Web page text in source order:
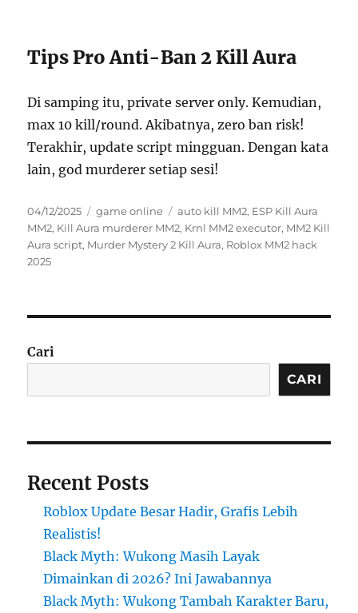
Tips Pro Anti-Ban 2 Kill Aura
Di samping itu, private server only. Kemudian,
max 10 kill/round. Akibatnya, zero ban risk!
Terakhir, update script mingguan. Dengan kata
lain, god murderer setiap sesi!
Posted
on
04/12/2025 Categories
game online Tags
auto kill MM2, ESP Kill Aura
MM2, Kill Aura murderer MM2, Krnl MM2 executor, MM2 Kill
Aura script, Murder Mystery 2 Kill Aura, Roblox MM2 hack
2025
Cari
CARI
Recent Posts
Roblox Update Besar Hadir, Grafis Lebih
Realistis!
Black Myth: Wukong Masih Layak
Dimainkan di 2026? Ini Jawabannya
Black Myth: Wukong Tambah Karakter Baru,